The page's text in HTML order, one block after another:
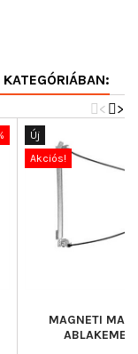
>
<
Új
Akciós!
MAGNETI